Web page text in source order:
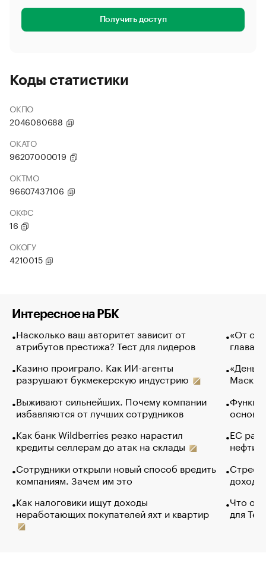
Получить доступ
Коды статистики
ОКПО
2046080688
ОКАТО
96207000019
ОКТМО
96607437106
ОКФС
16
ОКОГУ
4210015
Интересное на РБК
Насколько ваш авторитет зависит от
атрибутов престижа? Тест для лидеров
Казино проиграло. Как ИИ-агенты
разрушают букмекерскую индустрию
Выживают сильнейших. Почему компании
избавляются от лучших сотрудников
Как банк Wildberries резко нарастил
кредиты селлерам до атак на склады
Сотрудники открыли новый способ вредить
компаниям. Зачем им это
Как налоговики ищут доходы
неработающих покупателей яхт и квартир
«От
глава
Маск в
основ
ЕС
нефти
Что
для